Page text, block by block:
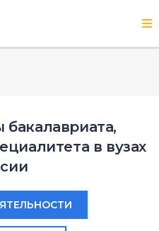
в вузах